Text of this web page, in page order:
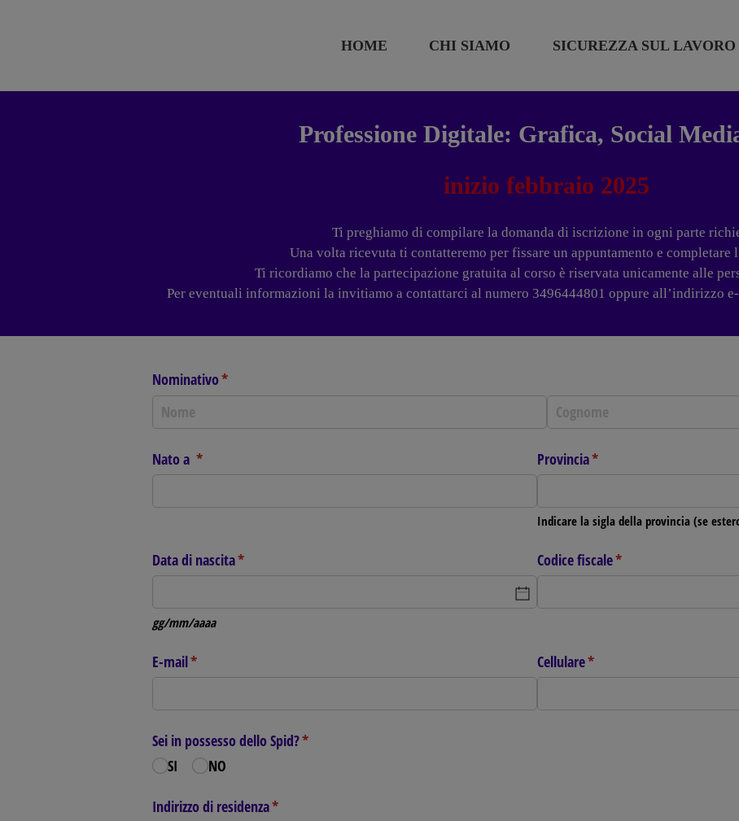
HOME CHI SIAMO SICUREZZA SUL LAVORO
Professione Digitale: Grafica, Social
inizio febbraio 2025
Ti preghiamo di compilare la domanda di iscrizione in ogni parte
Una volta ricevuta ti contatteremo per fissare un appuntamento e completare
Ti ricordiamo che la partecipazione gratuita al corso è riservata unicamente alle
Per eventuali informazioni la invitiamo a contattarci al numero 3496444801 oppure all’indirizzo
Nominativo*
(richiesto)
Nato a *
(richiesto) Provincia*
(richiesto)
Indicare la sigla della provincia (se
Data di nascita*
(richiesto)
gg/mm/aaaa
Codice fiscale*
(richiesto)
E-mail*
(richiesto) Cellulare*
(richiesto)
Sei in possesso dello Spid?*
(richiesto)
SI
NO
Indirizzo di residenza*
(richiesto)